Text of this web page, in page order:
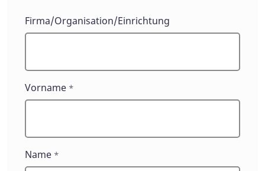
Kontaktformular
allgemein
Firma/Organisation/Einrichtung
Vorname *
Name *